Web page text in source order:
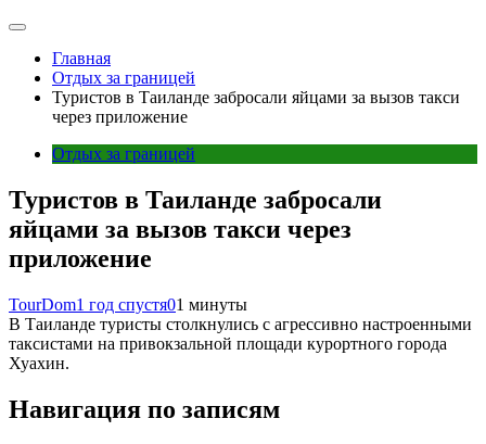
Главная
Отдых за границей
Туристов в Таиланде забросали яйцами за вызов такси
через приложение
Отдых за границей
Туристов в Таиланде забросали
яйцами за вызов такси через
приложение
TourDom1 год спустя01 минуты
В Таиланде туристы столкнулись с агрессивно настроенными
таксистами на привокзальной площади курортного города
Хуахин.
Навигация по записям